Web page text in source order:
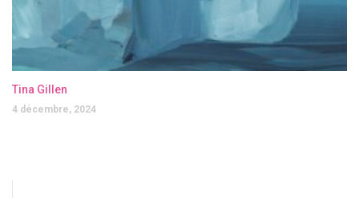
Tina Gillen
4 décembre, 2024